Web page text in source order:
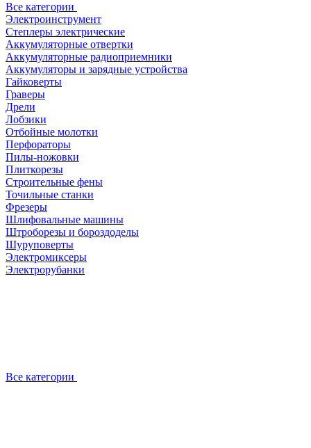
Все категории
Электроинструмент
Степлеры электрические
Аккумуляторные отвертки
Аккумуляторные радиоприемники
Аккумуляторы и зарядные устройства
Гайковерты
Граверы
Дрели
Лобзики
Отбойные молотки
Перфораторы
Пилы-ножовки
Плиткорезы
Строительные фены
Точильные станки
Фрезеры
Шлифовальные машины
Штроборезы и бороздоделы
Шуруповерты
Электромиксеры
Электрорубанки
Все категории